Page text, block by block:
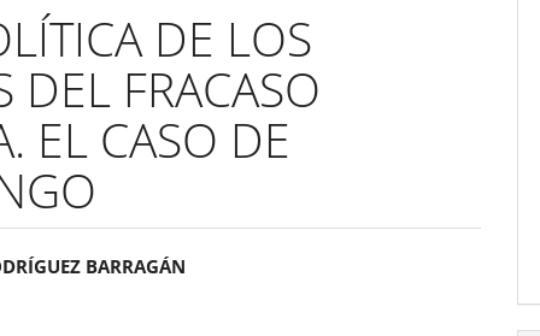
DE LOS
DEL FRACASO
EL CASO DE
BARRAGÁN